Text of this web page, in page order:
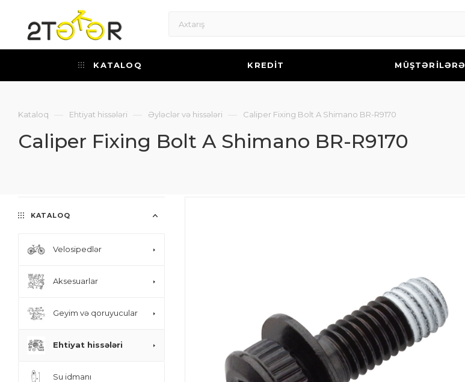
KATALOQ KREDİT MÜŞTƏRİLƏRƏ
Kataloq — Ehtiyat hissələri — Əyləclər və hissələri — Caliper Fixing Bolt A Shimano BR-R9170
Caliper Fixing Bolt A Shimano BR-R9170
KATALOQ
Velosipedlər
Aksesuarlar
Geyim və qoruyucular
Ehtiyat hissələri
Su idmanı